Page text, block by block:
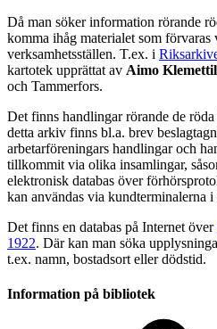
Då man söker information rörande
komma ihåg materialet som
verksamhetsställen. T.ex. i
kartotek upprättat av Aimo
och Tammerfors.
Det finns handlingar rörande de röda
detta arkiv finns bl.a. brev
arbetarföreningars handlingar och
tillkommit via olika insamlingar,
elektronisk databas över
kan användas via kundterminalerna
Det finns en databas på Internet över
1922. Där kan man söka
t.ex. namn, bostadsort eller dödstid.
Information på bibliotek